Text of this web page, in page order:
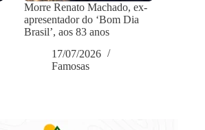
Morre Renato Machado, ex-
apresentador do ‘Bom Dia
Brasil’, aos 83 anos
17/07/2026
Famosas